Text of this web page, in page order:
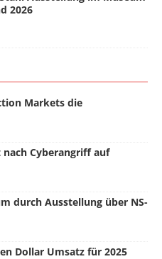
2026
Markets die
Cyberangriff auf
durch Ausstellung über NS-
Dollar Umsatz für 2025